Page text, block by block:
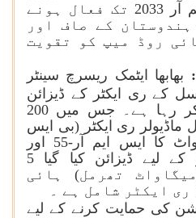
ڈیزائن کیے گئے ایس ایم آر 2033 تک فعال ہونے
کے صاف اور
روڈ میپ کو تقویت
بھابھا ایٹمک ریسرچ سینٹر
کے ری ایکٹر کے ڈیزائن
کی ترقی کی قیادت کر رہا ہے۔ جس میں 200
ماڈیولر ری ایکٹر (بی ایس
ایم آر-200) ، 55 میگاواٹ کا ایس ایم آر-55 اور
ہائیڈروجن کی پیداوار کے لیے ڈیزائن کیا گیا 5
تھرمل) ہائی
ایکٹر شامل ہے ۔
کی حمایت کرنے کے لیے